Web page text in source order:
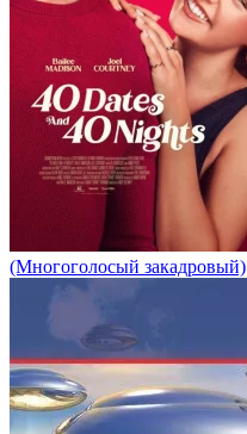
(Многоголосый закадровый)